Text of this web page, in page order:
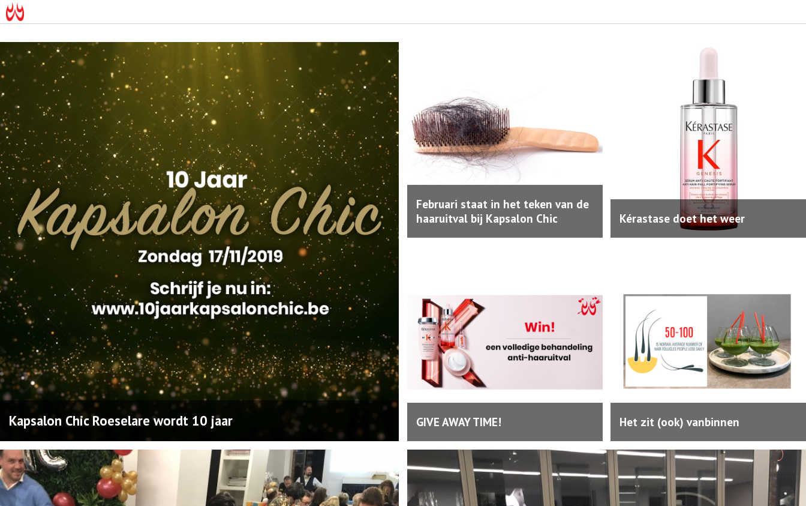
Kapsalon Chic Roeselare wordt 10 jaar
Februari staat in het teken van de
haaruitval bij Kapsalon Chic
Kérastase doet het weer
GIVE AWAY TIME! Het zit (ook) vanbinnen